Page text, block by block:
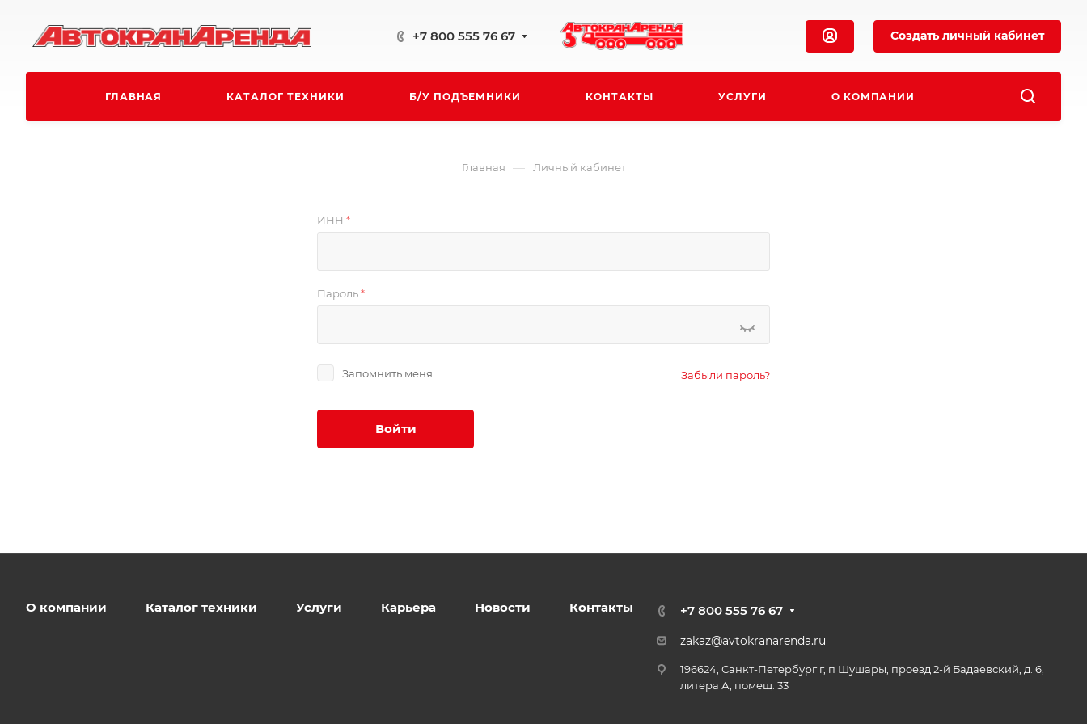
+7 800 555 76 67 Создать личный кабинет
ГЛАВНАЯ КАТАЛОГ ТЕХНИКИ Б/У ПОДЪЕМНИКИ КОНТАКТЫ УСЛУГИ О КОМПАНИИ
Главная — Личный кабинет
ИНН *
Пароль*
Запомнить меня Забыли пароль?
Войти
О компании Каталог техники Услуги Карьера Новости Контакты +7 800 555 76 67
zakaz@avtokranarenda.ru
196624, Санкт-Петербург г, п Шушары, проезд 2-й Бадаевский, д. 6,
литера А, помещ. 33